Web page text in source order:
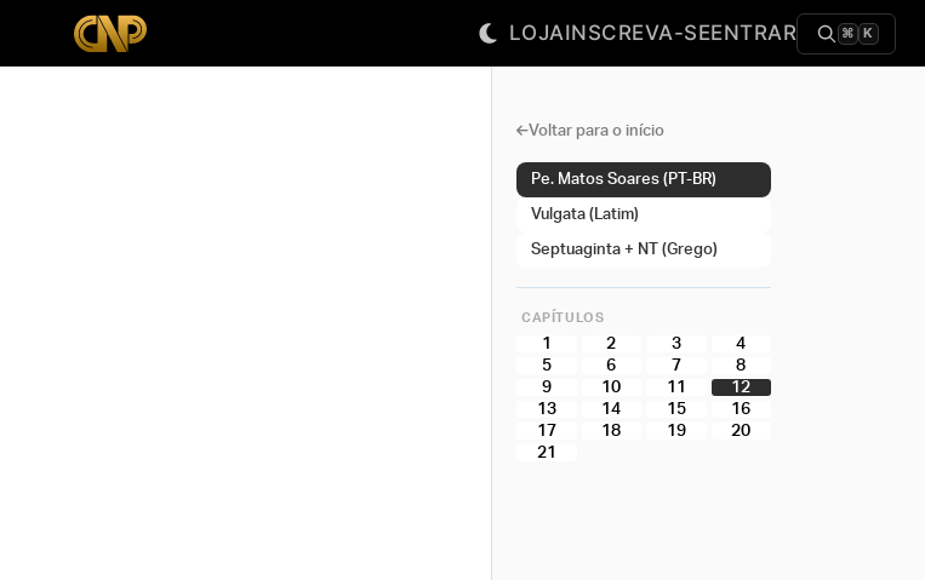
LOJAINSCREVA-SEENTRAR ⌘ K
Voltar para o início
Pe. Matos Soares (PT-BR)
Vulgata (Latim)
Septuaginta + NT (Grego)
CAPÍTULOS
1 2 3
4
5
6 7
8
9
10 11
12
13
14 15
16
17
18 19
20
21